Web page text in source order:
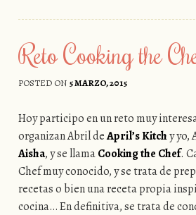
Reto Cooking the
POSTED ON 5 MARZO, 2015
Hoy participo en un reto muy
organizan Abril deApril’s Kitchy yo,
Aisha, y se llamaCooking the Chef.
Chef muy conocido, y se trata de
recetas o bien una receta propia
cocina… En definitiva, se trata de